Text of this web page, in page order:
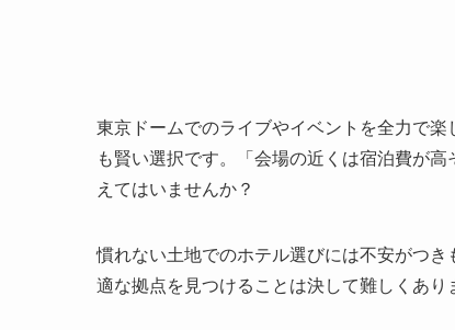
東京ドームでのライブやイベントを全力で
も賢い選択です。「会場の近くは宿泊費が
えてはいませんか？
慣れない土地でのホテル選びには不安がつ
適な拠点を見つけることは決して難しくあり